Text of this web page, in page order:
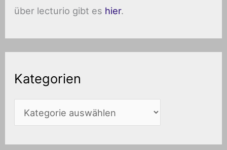
über lecturio gibt es hier.
Kategorien